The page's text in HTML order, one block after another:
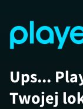
Ups...
Twojej